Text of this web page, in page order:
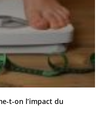
t-on l’impact du